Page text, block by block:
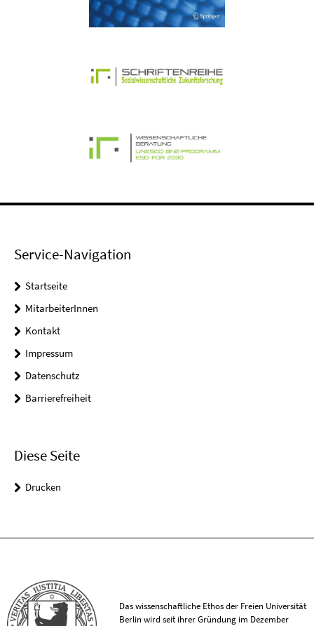
Service-Navigation
Startseite
MitarbeiterInnen
Kontakt
Impressum
Datenschutz
Barrierefreiheit
Diese Seite
Drucken
Das wissenschaftliche Ethos der Freien Universität
Berlin wird seit ihrer Gründung im Dezember